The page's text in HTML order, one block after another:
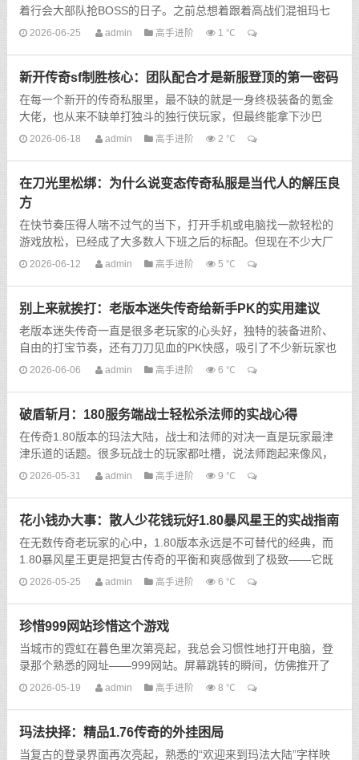
着行会大部队抢BOSS的日子。之前总想着跟着高战们混祖玛七
层、蹲赤月巢穴，结果每次刚刷新BOSS，就被各大行会的队伍
2026-06-25 admin 高手进阶 1 ℃
新开传奇sf制胜核心：团队配合才是新服登顶的第一密码
在每一个新开的传奇私服里，最不缺的就是一身终极装备的氪金
大佬，也从来不缺单打独斗的独行侠玩家，但最终能拿下沙巴
克、垄断全服顶级资源的，永远不是某一个战力顶尖的个人，而
2026-06-18 admin 高手进阶 2 ℃
在刀光里松绑：为什么说变态传奇私服是当代人的解压良
方
在快节奏压得人喘不过气的当下，打开手机或电脑找一款轻松的
游戏放松，已经成了大多数人下班之后的标配。但现在不少大厂
手游，要么是任务堆成山，每天不做满两小时日常就跟不上版
2026-06-12 admin 高手进阶 5 ℃
别上来就挨打：老版本迷失传奇给新手PK的实用建议
老版本迷失传奇一直是很多老玩家的心头好，独特的装备进阶、
自由的打宝节奏，还有刀刀见血的PK快感，吸引了不少新玩家也
进来入坑。但很多刚接触老迷失的新手，刚进服没两天，就被老
2026-06-06 admin 高手进阶 6 ℃
破盾斩月：180服务端战士轻松杀法师的实战心得
在传奇1.80版本的玛法大陆，战士和法师的对决一直是玩家最津
津乐道的话题。很多玩战士的玩家都吐槽，说法师跑起来像风，
冰咆哮砸得你抬不起头，根本追不上也打不到，战士打法师就是
2026-05-31 admin 高手进阶 9 ℃
花小钱办大事：散人少花钱玩好1.80暴风星王的实战指南
在无数传奇老玩家的心中，1.80版本永远是不可替代的经典，而
1.80暴风星王更是把复古传奇的平衡和爽感做到了极致——它既
保留了1.80版本原本的升级、打宝、攻沙的核心...
2026-05-25 admin 高手进阶 6 ℃
珍惜999网站珍惜这个游戏
当城市的霓虹在暮色里次第亮起，我总会习惯性地打开电脑，登
录那个熟悉的网址——999网站。屏幕跳转的瞬间，仿佛推开了
一扇通往青春的门，里面回荡着当年组队刷怪的呐喊，...
2026-05-19 admin 高手进阶 8 ℃
玛法抉择：精品1.76传奇的外挂困局
当复古的登录界面再次亮起，熟悉的“欢迎来到玛法大陆”字样映